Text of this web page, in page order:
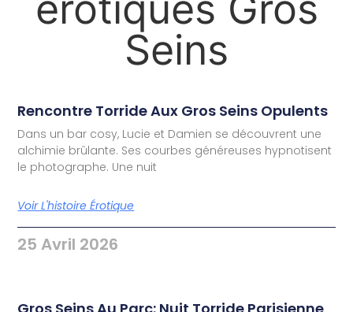
Seins
Rencontre Torride Aux Gros Seins Opulents
Dans un bar cosy, Lucie et Damien se découvrent une
alchimie brûlante. Ses courbes généreuses hypnotisent
le photographe. Une nuit
Voir L'histoire Érotique
25 Avril 2026